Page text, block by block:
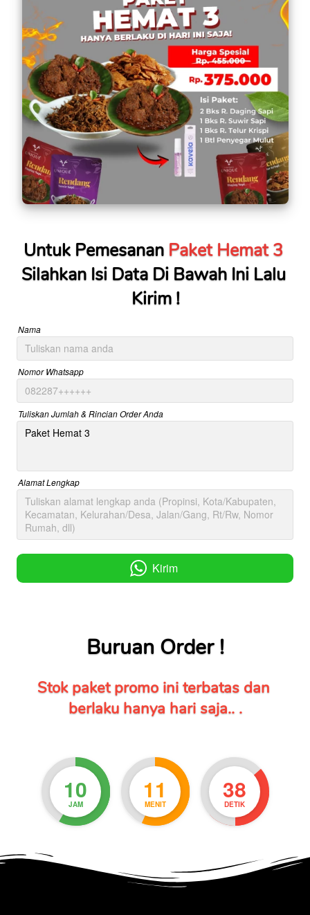
Untuk Pemesanan Paket Hemat 3
Silahkan Isi Data Di Bawah Ini Lalu
Kirim !
Nama
Nomor Whatsapp
Tuliskan Jumlah & Rincian Order Anda
Alamat Lengkap
` Kirim
Buruan Order !
Stok paket promo ini terbatas dan
berlaku hanya hari saja.. .
10
JAM
11
MENIT
37
DETIK